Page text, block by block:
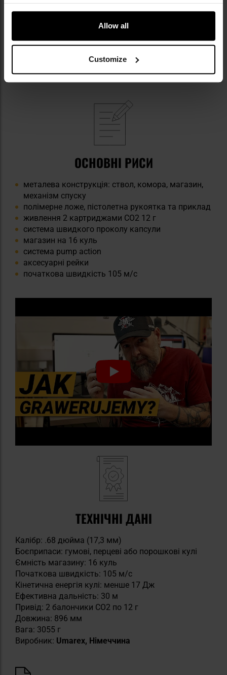
Allow all
Customize
ЕЛЕМЕНТИ КОМПЛЕКТУ
приклад
прицільні пристосування
пристрій, що полегшує зарядку
ОСНОВНІ РИСИ
металева конструкція: ствол, комора, магазин,
механізм спуску
полімерне ложе, пістолетна рукоятка та приклад
живлення 2 картриджами CO2 12 г
система швидкого проколу капсули
магазин на 16 куль
система pump action
аксесуарні рейки
початкова швидкість 105 м/с
ТЕХНІЧНІ ДАНІ
Калібр: .68 дюйма (17,3 мм)
Боєприпаси: гумові, перцеві або порошкові кулі
Ємність магазину: 16 куль
Початкова швидкість: 105 м/с
Кінетична енергія кулі: менше 17 Дж
Ефективна дальність: 30 м
Привід: 2 балончики CO2 по 12 г
Довжина: 896 мм
Вага: 3055 г
Виробник: Umarex, Німеччина